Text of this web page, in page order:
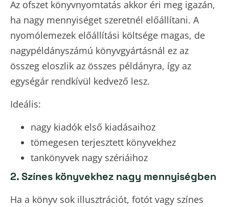
Az ofszet könyvnyomtatás akkor éri meg igazán,
ha nagy mennyiséget szeretnél előállítani. A
nyomólemezek előállítási költsége magas, de
nagypéldányszámú könyvgyártásnál ez az
összeg eloszlik az összes példányra, így az
egységár rendkívül kedvező lesz.
Ideális:
nagy kiadók első kiadásaihoz
tömegesen terjesztett könyvekhez
tankönyvek nagy szériáihoz
2. Színes könyvekhez nagy mennyiségben
Ha a könyv sok illusztrációt, fotót vagy színes